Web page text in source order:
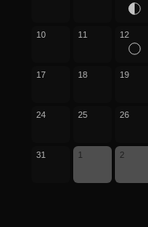
10 11 12
17 18 19
24 25 26
31 1 2